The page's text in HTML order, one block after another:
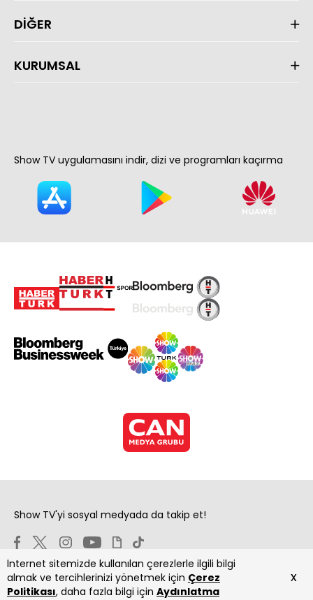
İnternet sitemizde kullanılan çerezlerle ilgili bilgi
almak ve tercihlerinizi yönetmek için Çerez
Politikası, daha fazla bilgi için Aydınlatma
x
DİĞER
KURUMSAL
Show TV uygulamasını indir, dizi ve programları kaçırma
Show TV'yi sosyal medyada da takip et!